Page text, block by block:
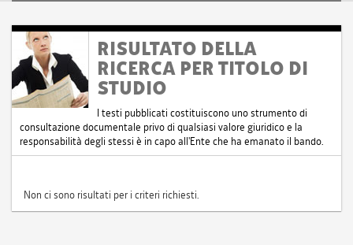
RISULTATO DELLA
RICERCA PER TITOLO DI
STUDIO
I testi pubblicati costituiscono uno strumento di
consultazione documentale privo di qualsiasi valore giuridico e la
responsabilità degli stessi è in capo all'Ente che ha emanato il bando.
Non ci sono risultati per i criteri richiesti.